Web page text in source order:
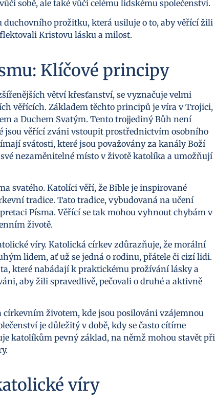
sobě, ale také vůči celému lidskému společenství.
prožitku, která usiluje o to, aby věřící žili
Kristovu lásku a milost.
Klíčové principy
větví křesťanství, se vyznačuje velmi
věřících. Základem těchto principů je víra v Trojici,
a Duchem Svatým. Tento trojjediný Bůh není
jsou věřící zváni vstoupit prostřednictvím osobního
svátosti, které jsou považovány za kanály Boží
nezaměnitelné místo v životě katolíka a umožňují
svatého. Katolíci věří, že Bible je inspirované
tradice. Tato tradice, vybudovaná na učení
Písma. Věřící se tak mohou vyhnout chybám v
životě.
víry. Katolická církev zdůrazňuje, že morální
lidem, ať už se jedná o rodinu, přátele či cizí lidi.
které nabádají k praktickému prožívání lásky a
aby žili spravedlivě, pečovali o druhé a aktivně
životem, kde jsou posilováni vzájemnou
je důležitý v době, kdy se často cítíme
katolíkům pevný základ, na němž mohou stavět při
víry